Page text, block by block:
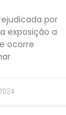
por
exposição a
ocorre